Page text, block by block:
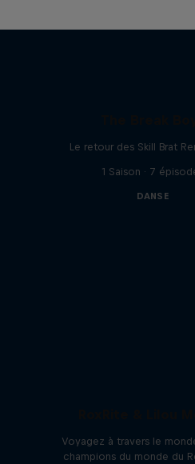
Le retour des Skill Brat
1 Saison · 7
DANSE
Voyagez à travers le
champions du monde du